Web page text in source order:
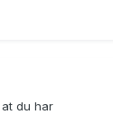
du har